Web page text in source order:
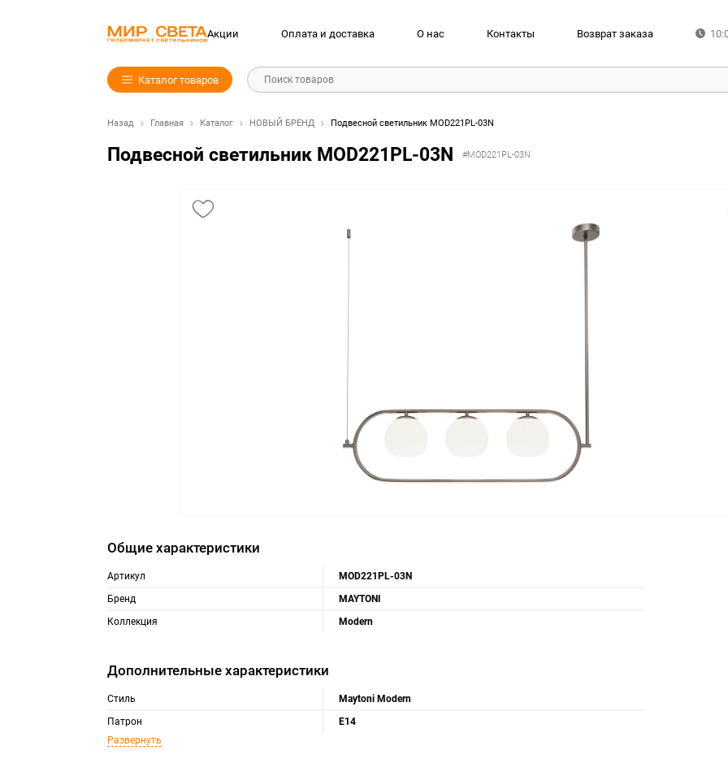
Акции Оплата и доставка О нас Контакты Возврат заказа
Каталог товаров Поиск товаров
Назад Главная Каталог НОВЫЙ БРЕНД Подвесной светильник MOD221PL-03N
Подвесной светильник MOD221PL-03N #MOD221PL-03N
Общие характеристики
Артикул
MOD221PL-03N
Бренд
MAYTONI
Коллекция
Modern
Дополнительные характеристики
Стиль
Maytoni Modern
Патрон
E14
Развернуть